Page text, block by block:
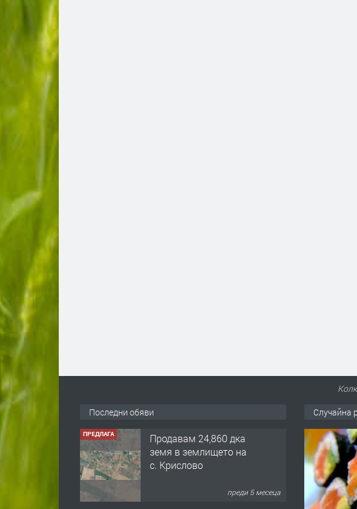
Последни обяви
ПРЕДЛАГА
Продавам 24,860 дка
земя в землището на
с. Крислово
преди 5 месеца
Случайна